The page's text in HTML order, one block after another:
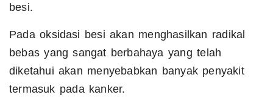
besi.
Pada oksidasi besi akan menghasilkan radikal
bebas yang sangat berbahaya yang telah
diketahui akan menyebabkan banyak penyakit
termasuk pada kanker.